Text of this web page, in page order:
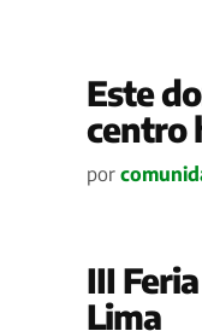
Este
centro
por
III
Lima